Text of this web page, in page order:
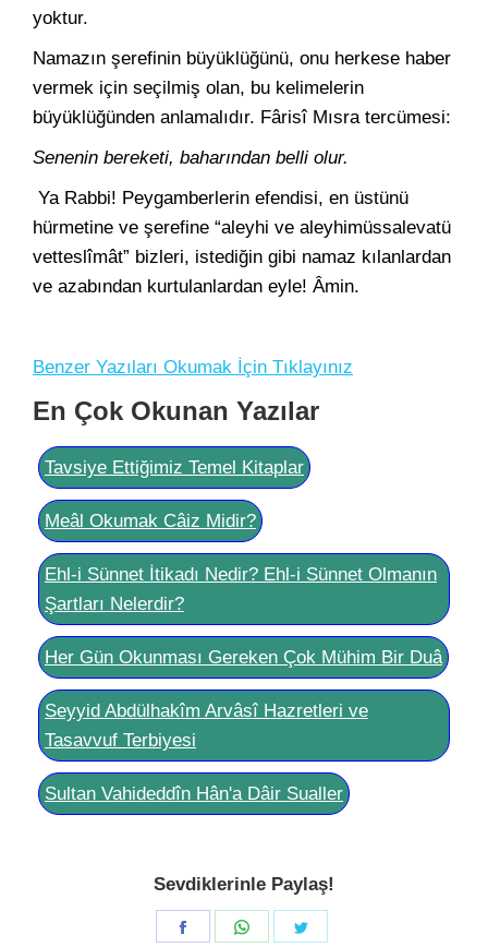
yoktur.
Namazın şerefinin büyüklüğünü, onu herkese haber
vermek için seçilmiş olan, bu kelimelerin
büyüklüğünden anlamalıdır. Fârisî Mısra tercümesi:
Senenin bereketi, baharından belli olur.
Ya Rabbi! Peygamberlerin efendisi, en üstünü
hürmetine ve şerefine “aleyhi ve aleyhimüssalevatü
vetteslîmât” bizleri, istediğin gibi namaz kılanlardan
ve azabından kurtulanlardan eyle! Âmin.
Benzer Yazıları Okumak İçin Tıklayınız
En Çok Okunan Yazılar
Tavsiye Ettiğimiz Temel Kitaplar
Meâl Okumak Câiz Midir?
Ehl-i Sünnet İtikadı Nedir? Ehl-i Sünnet Olmanın
Şartları Nelerdir?
Her Gün Okunması Gereken Çok Mühim Bir Duâ
Seyyid Abdülhakîm Arvâsî Hazretleri ve
Tasavvuf Terbiyesi
Sultan Vahideddîn Hân'a Dâir Sualler
Sevdiklerinle Paylaş!
Share
Share